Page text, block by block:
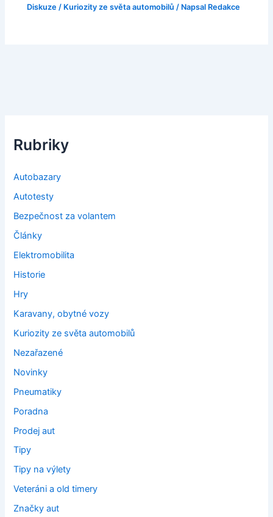
Diskuze / Kuriozity ze světa automobilů / Napsal Redakce
Rubriky
Autobazary
Autotesty
Bezpečnost za volantem
Články
Elektromobilita
Historie
Hry
Karavany, obytné vozy
Kuriozity ze světa automobilů
Nezařazené
Novinky
Pneumatiky
Poradna
Prodej aut
Tipy
Tipy na výlety
Veteráni a old timery
Značky aut